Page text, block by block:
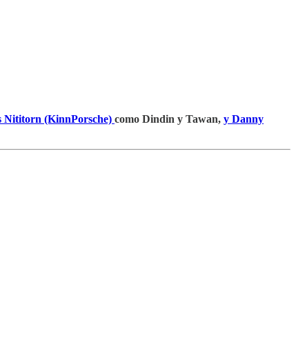
Nititorn (KinnPorsche) como Dindin y Tawan, y Danny